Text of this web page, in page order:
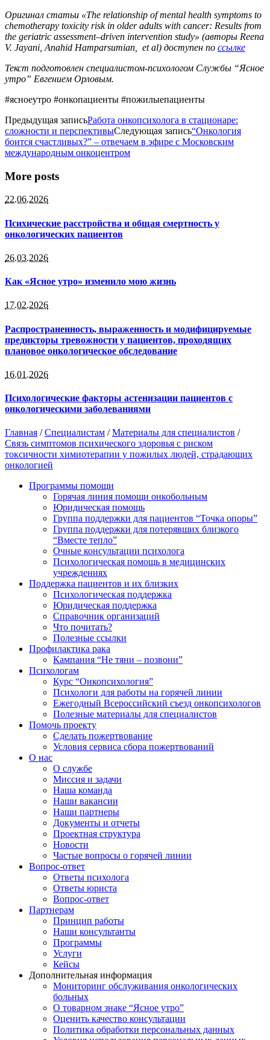
Оригинал статьи «The relationship of mental health symptoms to
chemotherapy toxicity risk in older adults with cancer: Results from
the geriatric assessment–driven intervention study» (авторы Reena
V. Jayani, Anahid Hamparsumian, et al) доступен по ссылке
Текст подготовлен специалистом-психологом Службы “Ясное
утро” Евгением Орловым.
#ясноеутро #онкопациенты #пожилыепациенты
Предыдущая записьРабота онкопсихолога в стационаре:
сложности и перспективыСледующая запись“Онкология
боится счастливых?” – отвечаем в эфире с Московским
международным онкоцентром
More posts
22.06.2026
Психические расстройства и общая смертность у
онкологических пациентов
26.03.2026
Как «Ясное утро» изменило мою жизнь
17.02.2026
Распространенность, выраженность и модифицируемые
предикторы тревожности у пациентов, проходящих
плановое онкологическое обследование
16.01.2026
Психологические факторы астенизации пациентов с
онкологическими заболеваниями
Главная /Специалистам /Материалы для специалистов /
Связь симптомов психического здоровья с риском
токсичности химиотерапии у пожилых людей, страдающих
онкологией
Программы помощи
Горячая линия помощи онкобольным
Юридическая помощь
Группа поддержки для пациентов “Точка опоры”
Группа поддержки для потерявших близкого
“Вместе тепло”
Очные консультации психолога
Психологическая помощь в медицинских
учреждениях
Поддержка пациентов и их близких
Психологическая поддержка
Юридическая поддержка
Справочник организаций
Что почитать?
Полезные ссылки
Профилактика рака
Кампания “Не тяни – позвони”
Психологам
Курс “Онкопсихология”
Психологи для работы на горячей линии
Ежегодный Всероссийский cъезд онкопсихологов
Полезные материалы для специалистов
Помочь проекту
Сделать пожертвование
Условия сервиса сбора пожертвований
О нас
О службе
Миссия и задачи
Наша команда
Наши вакансии
Наши партнеры
Документы и отчеты
Проектная структура
Новости
Частые вопросы о горячей линии
Вопрос-ответ
Ответы психолога
Ответы юриста
Вопрос-ответ
Партнерам
Принцип работы
Наши консультанты
Программы
Услуги
Кейсы
Дополнительная информация
Мониторинг обслуживания онкологических
больных
О товарном знаке “Ясное утро”
Оценить качество консультации
Политика обработки персональных данных